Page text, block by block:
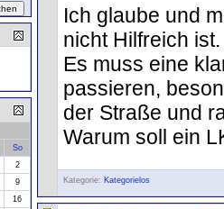
Ich glaube und
nicht Hilfreich ist.
Es muss eine
passieren,
der Straße und
Warum soll ein
Kategorie: Kategorielos
So
2
9
16